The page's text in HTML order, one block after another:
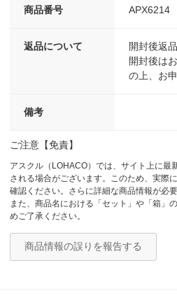
商品番号 APX6214
返品について
開封後返
開封後は
の上、お
備考
ご注意【免責】
アスクル（LOHACO）では、サイト上に最
される場合がございます。このため、実際
確認ください。さらに詳細な商品情報が必
また、商品名における「セット」や「箱」
めご了承ください。
商品情報の誤りを報告する